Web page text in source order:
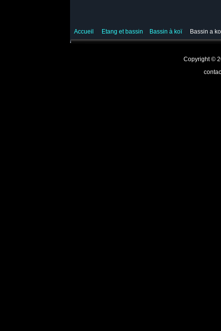
Accueil Etang et bassin Bassin à koï Bassin a
Copyright ©